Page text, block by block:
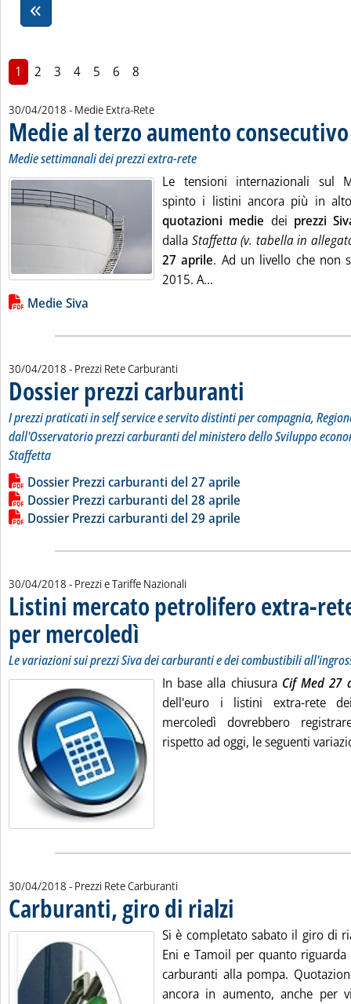
1 2 3 4 5 6 8
30/04/2018 - Medie Extra-Rete
Medie al terzo aumento consecutivo
Medie settimanali dei prezzi extra-rete
Le tensioni internazionali sul
spinto i listini ancora più in
quotazioni medie dei prezzi
dalla Staffetta (v. tabella in
27 aprile. Ad un livello che non
2015. A...
Lista allegati PDF alla notizia
Medie Siva
30/04/2018 - Prezzi Rete Carburanti
Dossier prezzi carburanti
I prezzi praticati in self service e servito distinti per compagnia,
dall'Osservatorio prezzi carburanti del ministero dello Sviluppo
Staffetta
Leggi tutta la notizia: 'Dossier prezzi carburanti'
Lista allegati PDF alla notizia
Dossier Prezzi carburanti del 27 aprile
Dossier Prezzi carburanti del 28 aprile
Dossier Prezzi carburanti del 29 aprile
30/04/2018 - Prezzi e Tariffe Nazionali
Listini mercato petrolifero extra-
per mercoledì . Sottotitolo: Le variazioni sui prezzi Siva dei
. Pubblicata lunedì 30 aprile 2018 alle 9.23.
Le variazioni sui prezzi Siva dei carburanti e dei combustibili
In base alla chiusura Cif Med 27
dell'euro i listini extra-rete
mercoledì dovrebbero
rispetto ad oggi, le seguenti
30/04/2018 - Prezzi Rete Carburanti
Carburanti, giro di rialzi
Si è completato sabato il giro di
Eni e Tamoil per quanto
carburanti alla pompa.
ancora in aumento, anche per